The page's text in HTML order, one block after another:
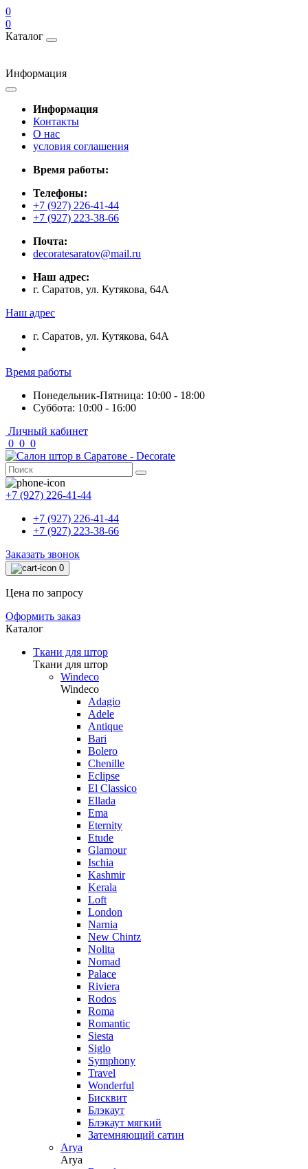
0
0
Каталог
Информация
Информация
Контакты
О нас
условия соглашения
Время работы:
Телефоны:
+7 (927) 226-41-44
+7 (927) 223-38-66
Почта:
decoratesaratov@mail.ru
Наш адрес:
г. Саратов, ул. Кутякова, 64А
Наш адрес
г. Саратов, ул. Кутякова, 64А
Время работы
Понедельник-Пятница: 10:00 - 18:00
Суббота: 10:00 - 16:00
Личный кабинет
0 0 0
+7 (927) 226-41-44
+7 (927) 226-41-44
+7 (927) 223-38-66
Заказать звонок
0
Цена по запросу
Оформить заказ
Каталог
Ткани для штор
Ткани для штор
Windeco
Windeco
Adagio
Adele
Antique
Bari
Bolero
Chenille
Eclipse
El Classico
Ellada
Ema
Eternity
Etude
Glamour
Ischia
Kashmir
Kerala
Loft
London
Narnia
New Chintz
Nolita
Nomad
Palace
Riviera
Rodos
Roma
Romantic
Siesta
Siglo
Symphony
Travel
Wonderful
Бисквит
Блэкаут
Блэкаут мягкий
Затемняющий сатин
Arya
Arya